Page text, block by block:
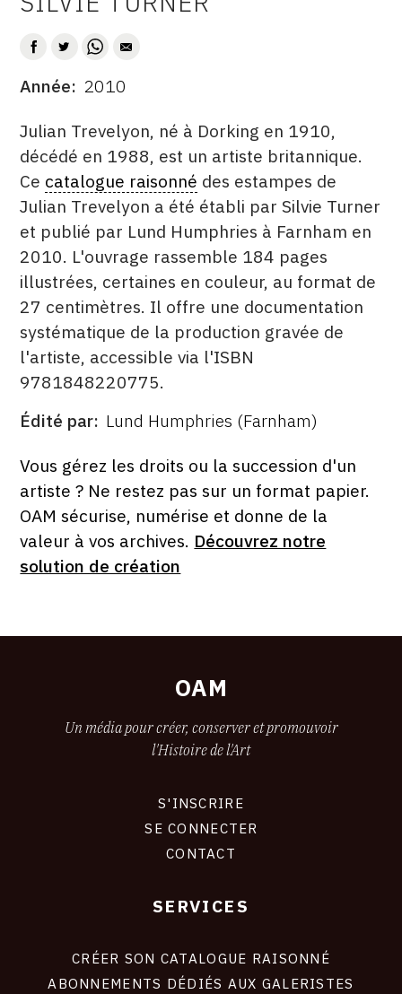
SUIVEZ-NOUS
INSTAGRAM
FACEBOOK
TWITTER
AUTEUR
DATE
Année 2010
DESCRITPTION
Julian Trevelyon, né à Dorking en 1910,
décédé en 1988, est un artiste britannique.
Ce catalogue raisonné des estampes de
Julian Trevelyon a été établi par Silvie Turner
et publié par Lund Humphries à Farnham en
2010. L'ouvrage rassemble 184 pages
illustrées, certaines en couleur, au format de
27 centimètres. Il offre une documentation
systématique de la production gravée de
l'artiste, accessible via l'ISBN
9781848220775.
ÉDITÉ
Édité par Lund Humphries (Farnham)
FORMAT
ÉTAT
Vous gérez les droits ou la succession d'un
artiste ? Ne restez pas sur un format papier.
OAM sécurise, numérise et donne de la
valeur à vos archives. Découvrez notre
solution de création
OAM
Un média pour créer, conserver et promouvoir
l'Histoire de l'Art
S'INSCRIRE
SE CONNECTER
CONTACT
SERVICES
CRÉER SON CATALOGUE RAISONNÉ
ABONNEMENTS DÉDIÉS AUX GALERISTES